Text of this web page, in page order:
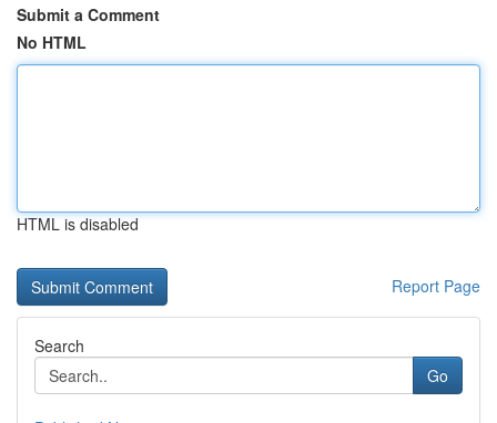
Submit a Comment
No HTML
HTML is disabled
Report Page
Search
Go